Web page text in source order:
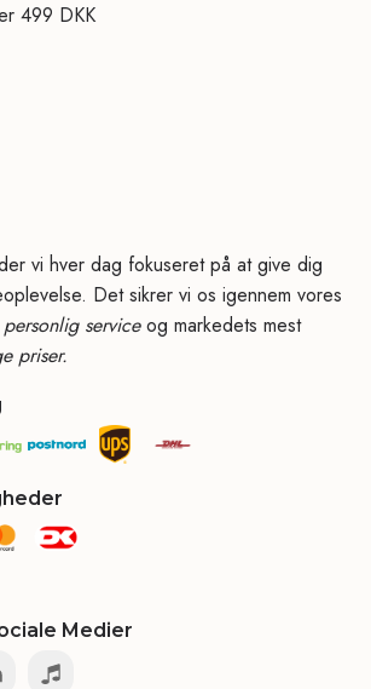
499 DKK
vi hver dag fokuseret på at give dig
Det sikrer vi os igennem vores
serviceog markedets mest
priser.
Medier